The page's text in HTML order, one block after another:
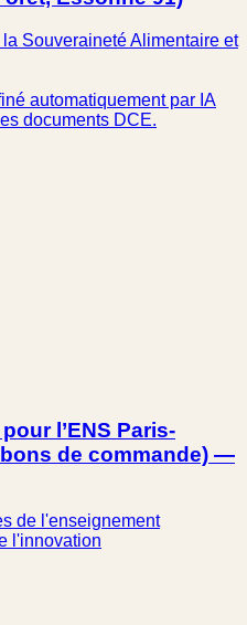
Souveraineté Alimentaire et
automatiquement par IA
documents DCE.
l’ENS Paris-
de commande) —
de l'enseignement
l'innovation